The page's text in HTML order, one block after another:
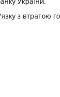
з втратою